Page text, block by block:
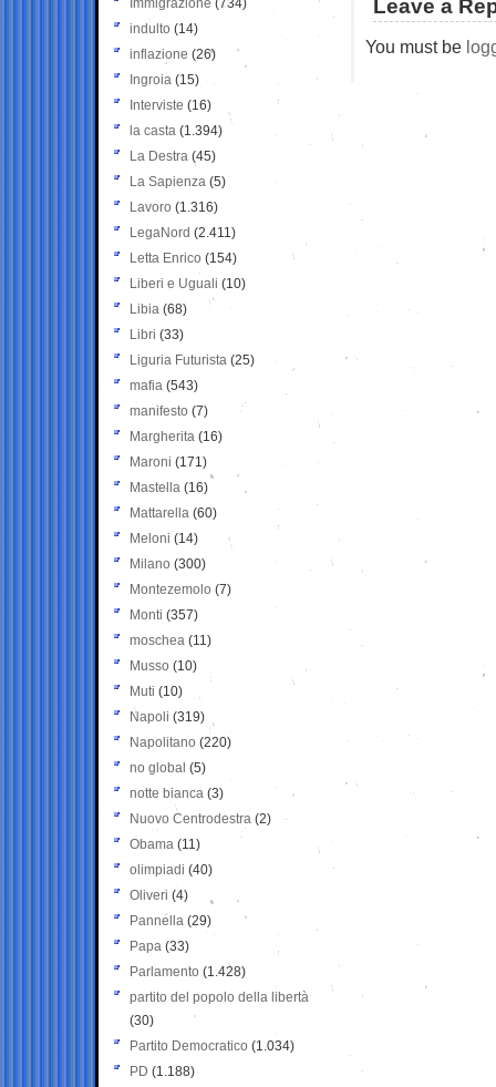
Leave a
You must be
Immigrazione (734)
indulto (14)
inflazione (26)
Ingroia (15)
Interviste (16)
la casta (1.394)
La Destra (45)
La Sapienza (5)
Lavoro (1.316)
LegaNord (2.411)
Letta Enrico (154)
Liberi e Uguali (10)
Libia (68)
Libri (33)
Liguria Futurista (25)
mafia (543)
manifesto (7)
Margherita (16)
Maroni (171)
Mastella (16)
Mattarella (60)
Meloni (14)
Milano (300)
Montezemolo (7)
Monti (357)
moschea (11)
Musso (10)
Muti (10)
Napoli (319)
Napolitano (220)
no global (5)
notte bianca (3)
Nuovo Centrodestra (2)
Obama (11)
olimpiadi (40)
Oliveri (4)
Pannella (29)
Papa (33)
Parlamento (1.428)
partito del popolo della libertà
(30)
Partito Democratico (1.034)
PD (1.188)